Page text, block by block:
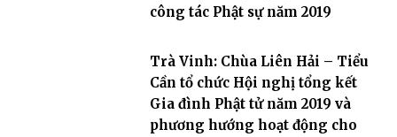
công tác Phật sự năm 2019
Trà Vinh: Chùa Liên Hải – Tiểu
Cần tổ chức Hội nghị tổng kết
Gia đình Phật tử năm 2019 và
phương hướng hoạt động cho